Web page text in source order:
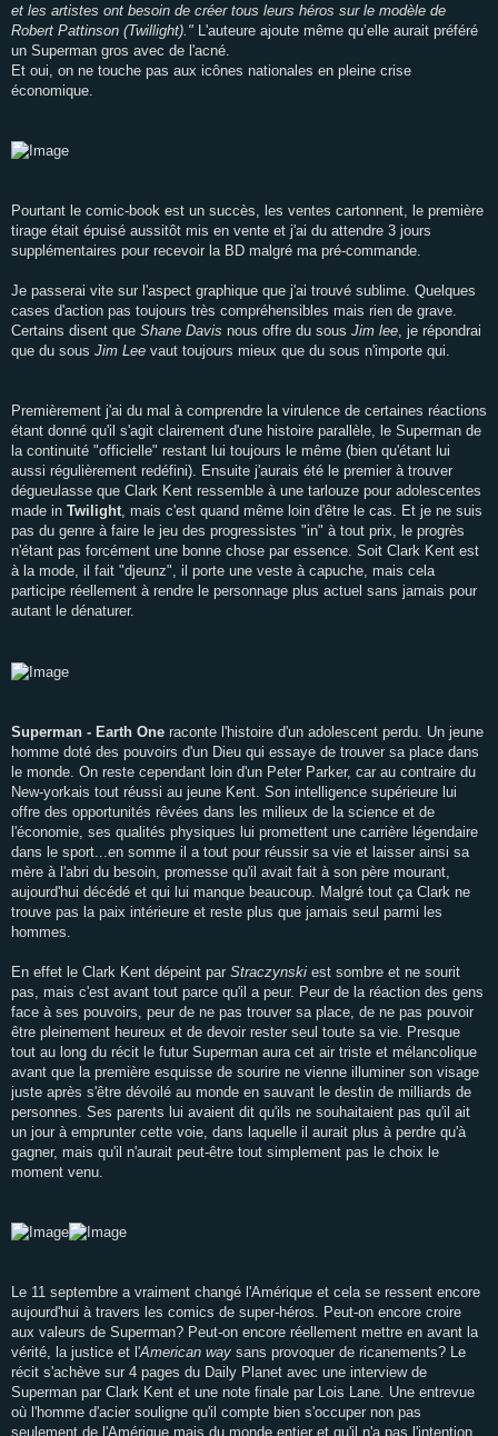
et les artistes ont besoin de créer tous leurs héros sur le modèle de
Robert Pattinson (Twillight)." L'auteure ajoute même qu’elle aurait préféré
un Superman gros avec de l'acné.
Et oui, on ne touche pas aux icônes nationales en pleine crise
économique.
Pourtant le comic-book est un succès, les ventes cartonnent, le première
tirage était épuisé aussitôt mis en vente et j'ai du attendre 3 jours
supplémentaires pour recevoir la BD malgré ma pré-commande.
Je passerai vite sur l'aspect graphique que j'ai trouvé sublime. Quelques
cases d'action pas toujours très compréhensibles mais rien de grave.
Certains disent que Shane Davis nous offre du sous Jim lee, je répondrai
que du sous Jim Lee vaut toujours mieux que du sous n'importe qui.
Premièrement j'ai du mal à comprendre la virulence de certaines réactions
étant donné qu'il s'agit clairement d'une histoire parallèle, le Superman de
la continuité "officielle" restant lui toujours le même (bien qu'étant lui
aussi régulièrement redéfini). Ensuite j'aurais été le premier à trouver
dégueulasse que Clark Kent ressemble à une tarlouze pour adolescentes
made in Twilight, mais c'est quand même loin d'être le cas. Et je ne suis
pas du genre à faire le jeu des progressistes "in" à tout prix, le progrès
n'étant pas forcément une bonne chose par essence. Soit Clark Kent est
à la mode, il fait "djeunz", il porte une veste à capuche, mais cela
participe réellement à rendre le personnage plus actuel sans jamais pour
autant le dénaturer.
Superman - Earth One raconte l'histoire d'un adolescent perdu. Un jeune
homme doté des pouvoirs d'un Dieu qui essaye de trouver sa place dans
le monde. On reste cependant loin d'un Peter Parker, car au contraire du
New-yorkais tout réussi au jeune Kent. Son intelligence supérieure lui
offre des opportunités rêvées dans les milieux de la science et de
l'économie, ses qualités physiques lui promettent une carrière légendaire
dans le sport...en somme il a tout pour réussir sa vie et laisser ainsi sa
mère à l'abri du besoin, promesse qu'il avait fait à son père mourant,
aujourd'hui décédé et qui lui manque beaucoup. Malgré tout ça Clark ne
trouve pas la paix intérieure et reste plus que jamais seul parmi les
hommes.
En effet le Clark Kent dépeint par Straczynski est sombre et ne sourit
pas, mais c'est avant tout parce qu'il a peur. Peur de la réaction des gens
face à ses pouvoirs, peur de ne pas trouver sa place, de ne pas pouvoir
être pleinement heureux et de devoir rester seul toute sa vie. Presque
tout au long du récit le futur Superman aura cet air triste et mélancolique
avant que la première esquisse de sourire ne vienne illuminer son visage
juste après s'être dévoilé au monde en sauvant le destin de milliards de
personnes. Ses parents lui avaient dit qu'ils ne souhaitaient pas qu'il ait
un jour à emprunter cette voie, dans laquelle il aurait plus à perdre qu'à
gagner, mais qu'il n'aurait peut-être tout simplement pas le choix le
moment venu.
Le 11 septembre a vraiment changé l'Amérique et cela se ressent encore
aujourd'hui à travers les comics de super-héros. Peut-on encore croire
aux valeurs de Superman? Peut-on encore réellement mettre en avant la
vérité, la justice et l'American way sans provoquer de ricanements? Le
récit s'achève sur 4 pages du Daily Planet avec une interview de
Superman par Clark Kent et une note finale par Lois Lane. Une entrevue
où l'homme d'acier souligne qu'il compte bien s'occuper non pas
seulement de l'Amérique mais du monde entier et qu'il n'a pas l'intention